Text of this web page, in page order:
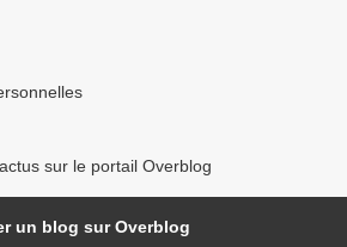
sur le portail Overblog
un blog sur Overblog